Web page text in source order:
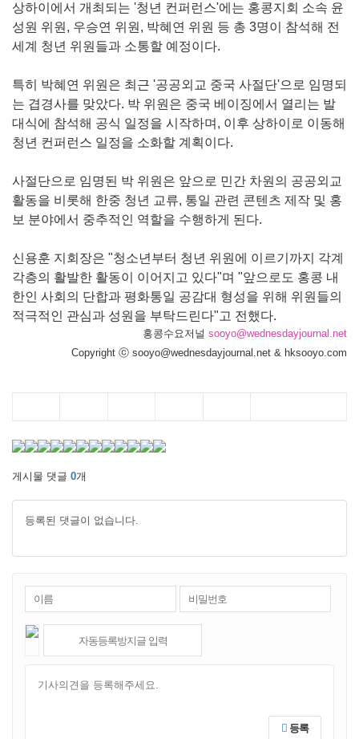
상하이에서 개최되는 '청년 컨퍼런스'에는 홍콩지회 소속 윤
성원 위원, 우승연 위원, 박혜연 위원 등 총 3명이 참석해 전
세계 청년 위원들과 소통할 예정이다.
특히 박혜연 위원은 최근 '공공외교 중국 사절단'으로 임명되
는 겹경사를 맞았다. 박 위원은 중국 베이징에서 열리는 발
대식에 참석해 공식 일정을 시작하며, 이후 상하이로 이동해
청년 컨퍼런스 일정을 소화할 계획이다.
사절단으로 임명된 박 위원은 앞으로 민간 차원의 공공외교
활동을 비롯해 한중 청년 교류, 통일 관련 콘텐츠 제작 및 홍
보 분야에서 중추적인 역할을 수행하게 된다.
신용훈 지회장은 "청소년부터 청년 위원에 이르기까지 각계
각층의 활발한 활동이 이어지고 있다"며 "앞으로도 홍콩 내
한인 사회의 단합과 평화통일 공감대 형성을 위해 위원들의
적극적인 관심과 성원을 부탁드린다"고 전했다.
홍콩수요저널 sooyo@wednesdayjournal.net
Copyright ⓒ sooyo@wednesdayjournal.net & hksooyo.com
게시물 댓글 0개
등록된 댓글이 없습니다.
등록